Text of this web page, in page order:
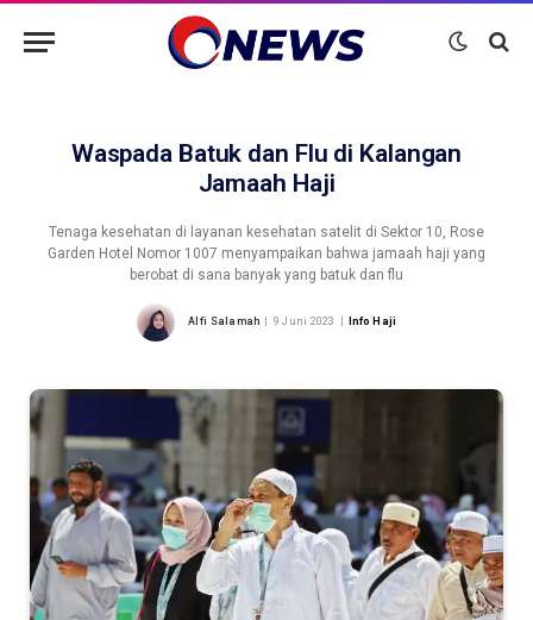
Waspada Batuk dan Flu di Kalangan
Jamaah Haji
Tenaga kesehatan di layanan kesehatan satelit di Sektor 10, Rose
Garden Hotel Nomor 1007 menyampaikan bahwa jamaah haji yang
berobat di sana banyak yang batuk dan flu
Alfi Salamah 9 Juni 2023 Info Haji